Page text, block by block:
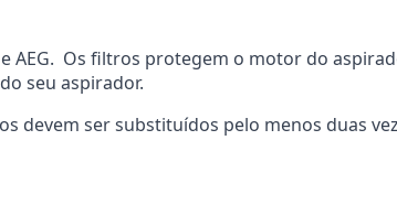
AEG. Os filtros protegem o motor do
seu aspirador.
devem ser substituídos pelo menos duas